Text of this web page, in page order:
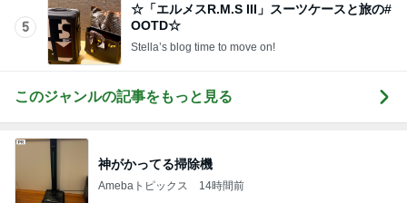
5
☆「エルメスR.M.S III」スーツケースと旅の#
OOTD☆
Stella’s blog time to move on!
このジャンルの記事をもっと見る
神がかってる掃除機
Amebaトピックス 14時間前